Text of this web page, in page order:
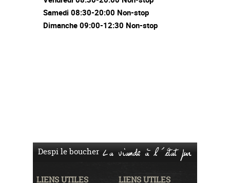
Samedi 08:30-20:00 Non-stop
Dimanche 09:00-12:30 Non-stop
Despi le boucher La viande à l'état pur
LIENS UTILES LIENS UTILES